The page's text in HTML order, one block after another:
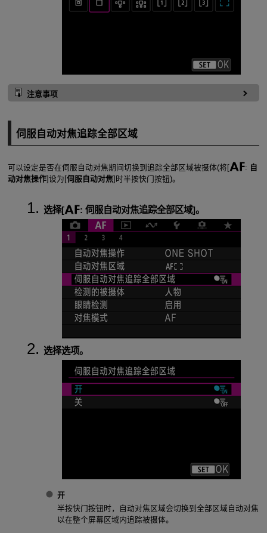
注意事项
伺服自动对焦追踪全部区域
可以设定是否在伺服自动对焦期间切换到追踪全部区域被摄体(将[ : 自
动对焦操作]设为[伺服自动对焦]时半按快门按钮)。
选择[ : 伺服自动对焦追踪全部区域]。
选择选项。
开
半按快门按钮时，自动对焦区域会切换到全部区域自动对焦
以在整个屏幕区域内追踪被摄体。